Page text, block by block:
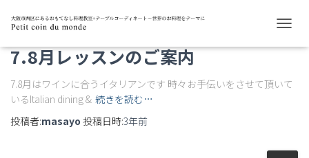
ビ
シ
り
未分類
7.8月レッスンのご案内
7.8月はワインに合うイタリアンです 時々お手伝いをさせて頂いて
いるItalian dining & 続きを読む…
投稿者:masayo 投稿日時:3年前